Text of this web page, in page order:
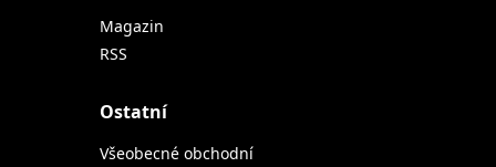
Magazin
RSS
Ostatní
Všeobecné obchodní